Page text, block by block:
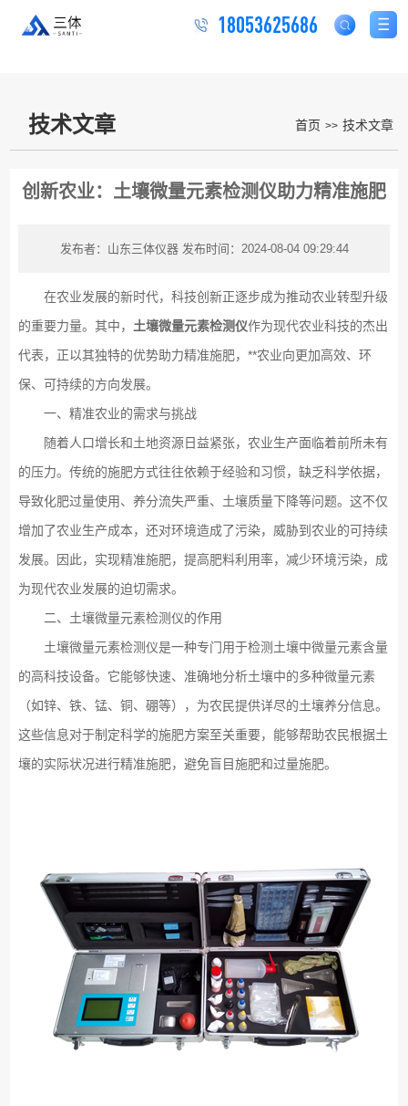
18053625686
技术文章 首页 >> 技术文章
创新农业：土壤微量元素检测仪助力精准施肥
发布者：山东三体仪器 发布时间：2024-08-04 09:29:44
在农业发展的新时代，科技创新正逐步成为推动农业转型升级
的重要力量。其中， 土壤微量元素检测仪作为现代农业科技的杰出
代表，正以其独特的优势助力精准施肥，**农业向更加高效、环
保、可持续的方向发展。
一、精准农业的需求与挑战
随着人口增长和土地资源日益紧张，农业生产面临着前所未有
的压力。传统的施肥方式往往依赖于经验和习惯，缺乏科学依据，
导致化肥过量使用、养分流失严重、土壤质量下降等问题。这不仅
增加了农业生产成本，还对环境造成了污染，威胁到农业的可持续
发展。因此，实现精准施肥，提高肥料利用率，减少环境污染，成
为现代农业发展的迫切需求。
二、土壤微量元素检测仪的作用
土壤微量元素检测仪是一种专门用于检测土壤中微量元素含量
的高科技设备。它能够快速、准确地分析土壤中的多种微量元素
（如锌、铁、锰、铜、硼等），为农民提供详尽的土壤养分信息。
这些信息对于制定科学的施肥方案至关重要，能够帮助农民根据土
壤的实际状况进行精准施肥，避免盲目施肥和过量施肥。